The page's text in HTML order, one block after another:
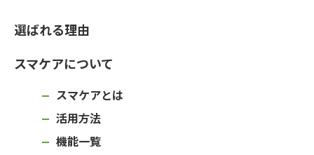
選ばれる理由
スマケアについて
スマケアとは
活用方法
機能一覧